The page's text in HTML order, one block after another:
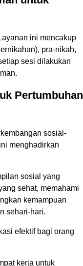
ini mencakup
pra-nikah,
sesi dilakukan
Pertumbuhan
sosial-
menghadirkan
sosial yang
sehat, memahami
kemampuan
sehari-hari.
efektif bagi orang
kerja untuk